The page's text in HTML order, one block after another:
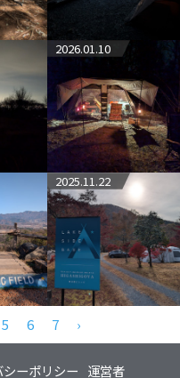
2026.01.10
2025.11.22
5 6 7 ›
ーポリシー 運営者